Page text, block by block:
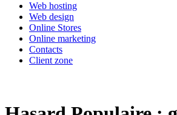
Web hosting
Web design
Online Stores
Online marketing
Contacts
Client zone